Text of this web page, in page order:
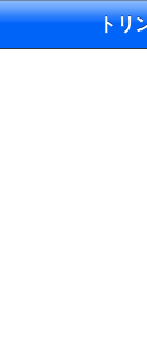
トリ